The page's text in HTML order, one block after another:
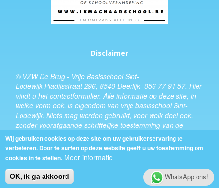
Disclaimer
© VZW De Brug - Vrije Basisschool Sint-
Lodewijk Pladijsstraat 296, 8540 Deerlijk 056 77 91 57. Hier
vindt u hetcontactformulier. Alle informatie op deze site, in
welke vorm ook, is eigendom van vrije basisschool Sint-
Lodewijk. Niets mag worden gebruikt, voor welk doel ook,
zonder voorafgaande schriftelijke toestemming van de
schooldirecteur.
Design:Kevin Van Eenoo
WhatsApp ons!
Wij gebruiken cookies op deze site om uw gebruikerservaring te
verbeteren. Door te surfen op deze website geeft u uw toestemming om
cookies in te stellen. Meer informatie
OK, ik ga akkoord